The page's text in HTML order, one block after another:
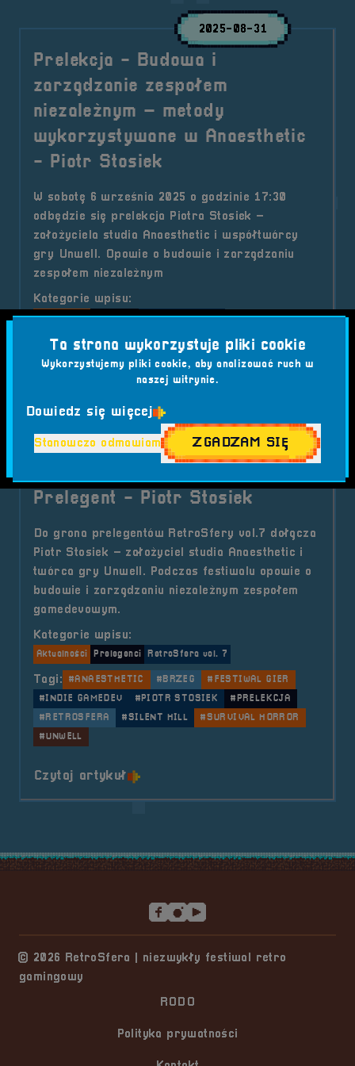
2025-08-31
Prelekcja - Budowa i
zarządzanie zespołem
niezależnym – metody
wykorzystywane w Anaesthetic
- Piotr Stosiek
W sobotę 6 września 2025 o godzinie 17:30
odbędzie się prelekcja Piotra Stosiek –
założyciela studia Anaesthetic i współtwórcy
gry Unwell. Opowie o budowie i zarządzaniu
zespołem niezależnym
Kategorie wpisu:
Aktualności Prelekcje RetroSfera vol. 7
Tagi: #ANAESTHETIC #BRZEG
#FESTIWAL GIER
#INDIE GAMEDEV
#PIOTR STOSIEK
#PRELEKCJA
#SURVIVAL HORROR
Czytaj artykuł o tytule Prelekcja &#8211;
2025-08-25
Prelegent - Piotr Stosiek
Do grona prelegentów RetroSfery vol.7 dołącza
Piotr Stosiek – założyciel studia Anaesthetic i
twórca gry Unwell. Podczas festiwalu opowie o
budowie i zarządzaniu niezależnym zespołem
gamedevowym.
Kategorie wpisu:
Aktualności Prelegenci RetroSfera vol. 7
Tagi: #ANAESTHETIC #BRZEG
#FESTIWAL GIER
#INDIE GAMEDEV
#PIOTR STOSIEK
#PRELEKCJA
#RETROSFERA
#SILENT HILL
#SURVIVAL HORROR
#UNWELL
Czytaj artykuło tytule Prelegent &#8211; Piotr
© 2026 RetroSfera | niezwykły festiwal retro
gamingowy
RODO
Polityka prywatności
Ta strona wykorzystuje pliki cookie
Wykorzystujemy pliki cookie, aby analizować ruch w
naszej witrynie.
Dowiedz się więcej
Stanowczo odmawiam ZGADZAM SIĘ